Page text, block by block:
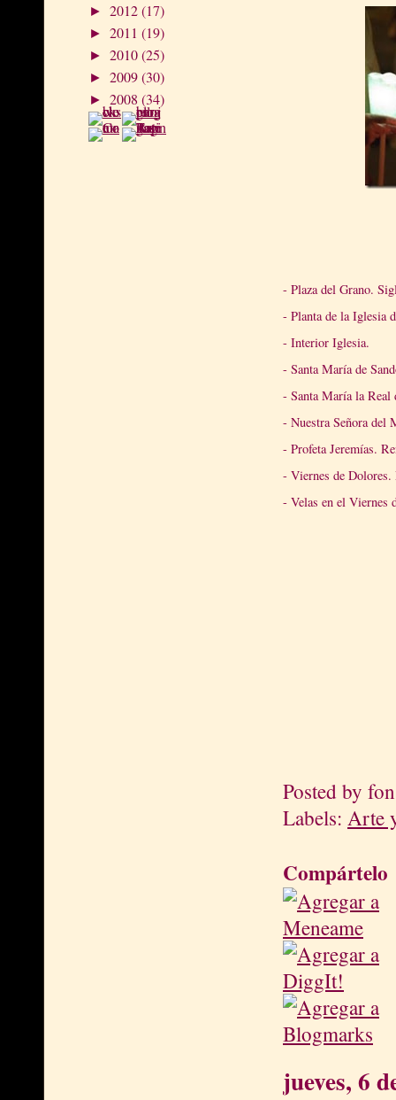
► 2012(17)
► 2011 (19)
► 2010(25)
► 2009(30)
► 2008 (34)
- Plaza del Grano.
- Planta de la Iglesia
- Interior Iglesia.
- Santa María de
- Santa María la Real
- Nuestra Señora del
- Profeta Jeremías.
- Viernes de
- Velas en el Viernes
Posted by
Labels: Arte
Compártelo
jueves, 6